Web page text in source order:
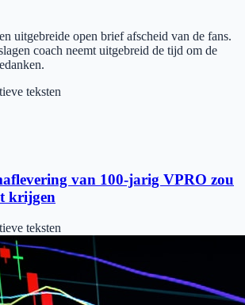
uitgebreide open brief afscheid van de fans.
coach neemt uitgebreid de tijd om de
teksten
van 100-jarig VPRO zou
krijgen
teksten